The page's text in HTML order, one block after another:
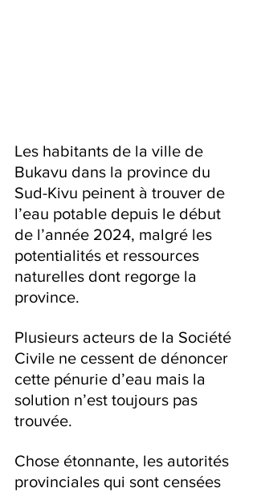
Les habitants de la ville de
Bukavu dans la province du
Sud-Kivu peinent à trouver de
l’eau potable depuis le début
de l’année 2024, malgré les
potentialités et ressources
naturelles dont regorge la
province.
Plusieurs acteurs de la Société
Civile ne cessent de dénoncer
cette pénurie d’eau mais la
solution n’est toujours pas
trouvée.
Chose étonnante, les autorités
provinciales qui sont censées